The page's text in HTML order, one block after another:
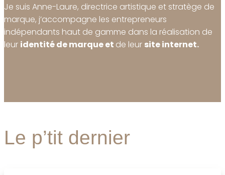
Je suis Anne-Laure, directrice artistique et stratège de
marque, j’accompagne les entrepreneurs
indépendants haut de gamme dans la réalisation de
leur identité de marque et de leur site internet.
Le p’tit dernier